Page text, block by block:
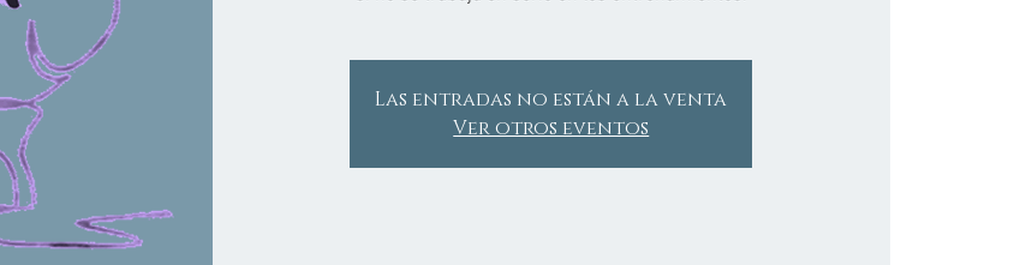
Las entradas no están a la venta
Ver otros eventos